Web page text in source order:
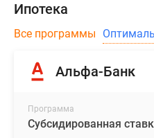
Ипотека
Все программы
Альфа-Банк
Программа
Субсидированная